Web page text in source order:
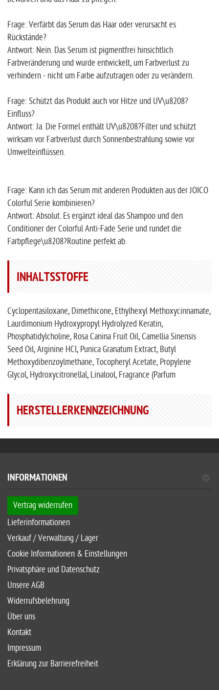
Frage: Verfärbt das Serum das Haar oder verursacht es
Rückstände?
Antwort: Nein. Das Serum ist pigmentfrei hinsichtlich
Farbveränderung und wurde entwickelt, um Farbverlust zu
verhindern - nicht um Farbe aufzutragen oder zu verändern.
Frage: Schützt das Produkt auch vor Hitze und UV\u8208?
Einfluss?
Antwort: Ja. Die Formel enthält UV\u8208?Filter und schützt
wirksam vor Farbverlust durch Sonnenbestrahlung sowie vor
Umwelteinflüssen.
Frage: Kann ich das Serum mit anderen Produkten aus der JOICO
Colorful Serie kombinieren?
Antwort: Absolut. Es ergänzt ideal das Shampoo und den
Conditioner der Colorful Anti-Fade Serie und rundet die
Farbpflege\u8208?Routine perfekt ab.
INHALTSSTOFFE
Cyclopentasiloxane, Dimethicone, Ethylhexyl Methoxycinnamate,
Laurdimonium Hydroxypropyl Hydrolyzed Keratin,
Phosphatidylcholine, Rosa Canina Fruit Oil, Camellia Sinensis
Seed Oil, Arginine HCl, Punica Granatum Extract, Butyl
Methoxydibenzoylmethane, Tocopheryl Acetate, Propylene
Glycol, Hydroxycitronellal, Linalool, Fragrance (Parfum
HERSTELLERKENNZEICHNUNG
INFORMATIONEN
Vertrag widerrufen
Lieferinformationen
Verkauf / Verwaltung / Lager
Cookie Informationen & Einstellungen
Privatsphäre und Datenschutz
Unsere AGB
Widerrufsbelehrung
Über uns
Kontakt
Impressum
Erklärung zur Barrierefreiheit